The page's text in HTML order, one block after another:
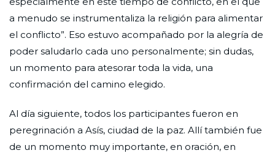
a menudo se instrumentaliza la religión para alimentar
el conflicto”. Eso estuvo acompañado por la alegría de
poder saludarlo cada uno personalmente; sin dudas,
un momento para atesorar toda la vida, una
confirmación del camino elegido.
Al día siguiente, todos los participantes fueron en
peregrinación a Asís, ciudad de la paz. Allí también fue
de un momento muy importante, en oración, en